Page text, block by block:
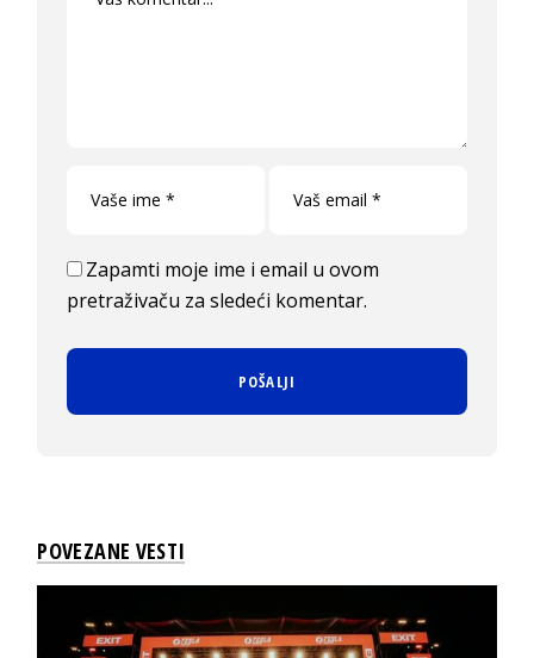
Zapamti moje ime i email u ovom
pretraživaču za sledeći komentar.
POVEZANE VESTI